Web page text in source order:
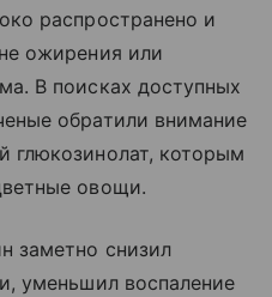
распространено и
ожирения или
В поисках доступных
обратили внимание
глюкозинолат, которым
овощи.
заметно снизил
уменьшил воспаление